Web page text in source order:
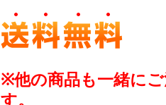
※他の商品も一緒に
す。